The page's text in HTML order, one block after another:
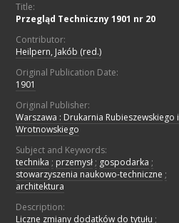
Title:
Przegląd Techniczny 1901 nr 20
Contributor:
Heilpern, Jakób (red.)
Original Publication Date:
1901
Original Publisher:
Warszawa : Drukarnia Rubieszewskiego i
Wrotnowskiego
Subject and Keywords:
technika ; przemysł ; gospodarka ;
stowarzyszenia naukowo-techniczne ;
architektura
Description:
Liczne zmiany dodatków do tytułu ;